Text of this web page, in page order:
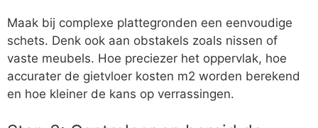
Maak bij complexe plattegronden een eenvoudige
schets. Denk ook aan obstakels zoals nissen of
vaste meubels. Hoe preciezer het oppervlak, hoe
accurater de gietvloer kosten m2 worden berekend
en hoe kleiner de kans op verrassingen.